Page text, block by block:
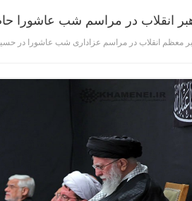
انقلاب در مراسم شب عاشورا
معظم انقلاب در مراسم عزاداری شب عاشورا در